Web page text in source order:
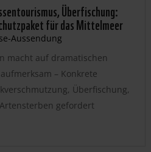
Überfischung:
für das Mittelmeer
Aussendung
macht auf dramatischen
– Konkrete
Überfischung,
gefordert